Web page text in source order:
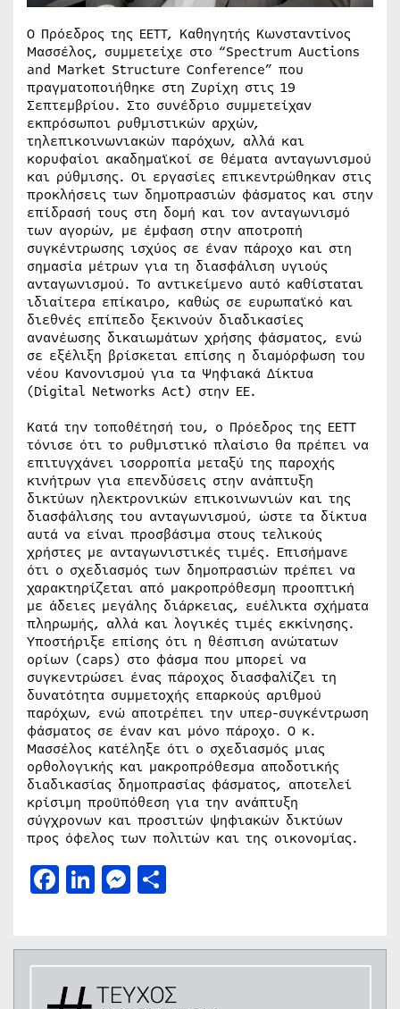
Ο Πρόεδρος της ΕΕΤΤ, Καθηγητής Κωνσταντίνος
Μασσέλος, συμμετείχε στο “Spectrum Auctions
and Market Structure Conference” που
πραγματοποιήθηκε στη Ζυρίχη στις 19
Σεπτεμβρίου. Στο συνέδριο συμμετείχαν
εκπρόσωποι ρυθμιστικών αρχών,
τηλεπικοινωνιακών παρόχων, αλλά και
κορυφαίοι ακαδημαϊκοί σε θέματα ανταγωνισμού
και ρύθμισης. Οι εργασίες επικεντρώθηκαν στις
προκλήσεις των δημοπρασιών φάσματος και στην
επίδρασή τους στη δομή και τον ανταγωνισμό
των αγορών, με έμφαση στην αποτροπή
συγκέντρωσης ισχύος σε έναν πάροχο και στη
σημασία μέτρων για τη διασφάλιση υγιούς
ανταγωνισμού. Το αντικείμενο αυτό καθίσταται
ιδιαίτερα επίκαιρο, καθώς σε ευρωπαϊκό και
διεθνές επίπεδο ξεκινούν διαδικασίες
ανανέωσης δικαιωμάτων χρήσης φάσματος, ενώ
σε εξέλιξη βρίσκεται επίσης η διαμόρφωση του
νέου Κανονισμού για τα Ψηφιακά Δίκτυα
(Digital Networks Act) στην ΕΕ.
Κατά την τοποθέτησή του, ο Πρόεδρος της ΕΕΤΤ
τόνισε ότι το ρυθμιστικό πλαίσιο θα πρέπει να
επιτυγχάνει ισορροπία μεταξύ της παροχής
κινήτρων για επενδύσεις στην ανάπτυξη
δικτύων ηλεκτρονικών επικοινωνιών και της
διασφάλισης του ανταγωνισμού, ώστε τα δίκτυα
αυτά να είναι προσβάσιμα στους τελικούς
χρήστες με ανταγωνιστικές τιμές. Επισήμανε
ότι ο σχεδιασμός των δημοπρασιών πρέπει να
χαρακτηρίζεται από μακροπρόθεσμη προοπτική
με άδειες μεγάλης διάρκειας, ευέλικτα σχήματα
πληρωμής, αλλά και λογικές τιμές εκκίνησης.
Υποστήριξε επίσης ότι η θέσπιση ανώτατων
ορίων (caps) στο φάσμα που μπορεί να
συγκεντρώσει ένας πάροχος διασφαλίζει τη
δυνατότητα συμμετοχής επαρκούς αριθμού
παρόχων, ενώ αποτρέπει την υπερ-συγκέντρωση
φάσματος σε έναν και μόνο πάροχο. O κ.
Μασσέλος κατέληξε ότι ο σχεδιασμός μιας
ορθολογικής και μακροπρόθεσμα αποδοτικής
διαδικασίας δημοπρασίας φάσματος, αποτελεί
κρίσιμη προϋπόθεση για την ανάπτυξη
σύγχρονων και προσιτών ψηφιακών δικτύων
προς όφελος των πολιτών και της οικονομίας.
Facebook
LinkedIn
Messenger